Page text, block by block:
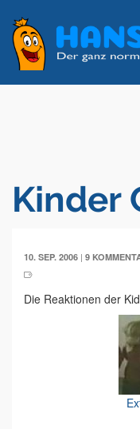
Kinder
10. SEP. 2006 | 9
Die Reaktionen der